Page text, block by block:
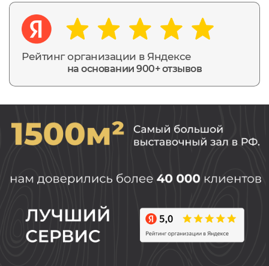
Рейтинг организации в Яндексе
на основании 900+ отзывов